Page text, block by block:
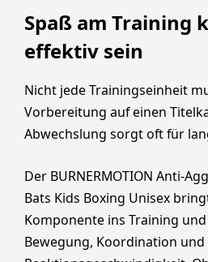
Spaß am Training
effektiv sein
Nicht jede Trainingseinheit
Vorbereitung auf einen
Abwechslung sorgt oft für
Der BURNERMOTION Anti-
Bats Kids Boxing Unisex
Komponente ins Training
Bewegung, Koordination und